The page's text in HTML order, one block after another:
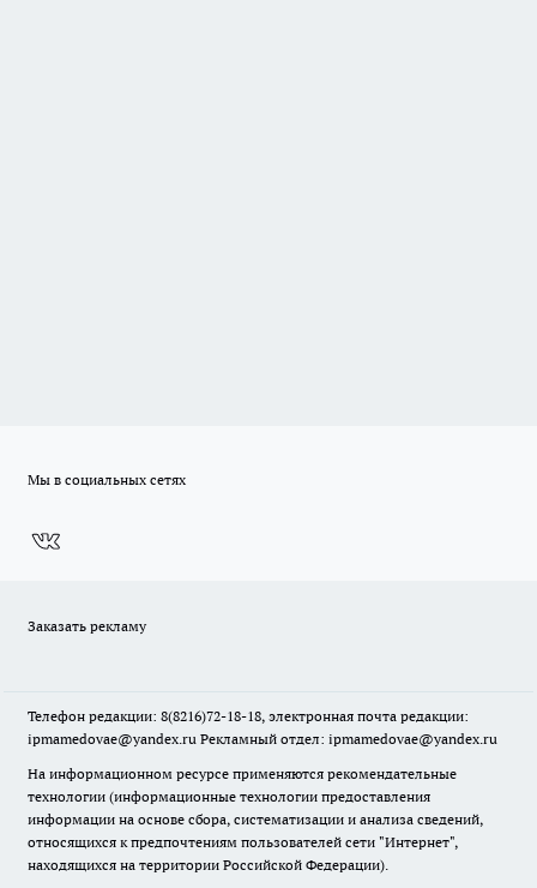
Мы в социальных сетях
Заказать рекламу
Телефон редакции: 8(8216)72-18-18, электронная почта редакции:
ipmamedovae@yandex.ru Рекламный отдел: ipmamedovae@yandex.ru
На информационном ресурсе применяются рекомендательные
технологии (информационные технологии предоставления
информации на основе сбора, систематизации и анализа сведений,
относящихся к предпочтениям пользователей сети "Интернет",
находящихся на территории Российской Федерации).